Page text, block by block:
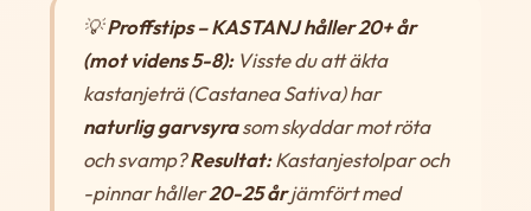
💡Proffstips – KASTANJ håller 20+ år
(mot videns 5-8):Visste du att äkta
kastanjeträ (Castanea Sativa) har
naturlig garvsyrasom skyddar mot röta
och svamp?Resultat:Kastanjestolpar och
-pinnar håller20-25 årjämfört med